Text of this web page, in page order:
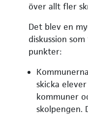
över allt fler
Det blev en
diskussion
punkter:
skicka
kommuner
skolpengen.